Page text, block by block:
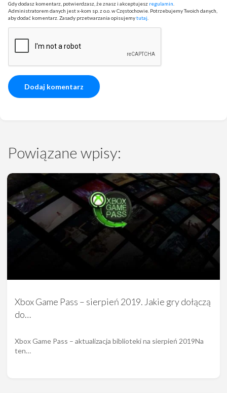
Gdy dodasz komentarz, potwierdzasz, że znasz i akceptujesz regulamin
Administratorem danych jest x-kom sp. z o.o. w Częstochowie. Potrzebujemy Twoich danych,
aby dodać komentarz. Zasady przetwarzania opisujemytutaj
Powiązane wpisy:
Xbox Game Pass – sierpień 2019. Jakie gry dołączą
do…
Xbox Game Pass – aktualizacja biblioteki na sierpień 2019Na
ten…